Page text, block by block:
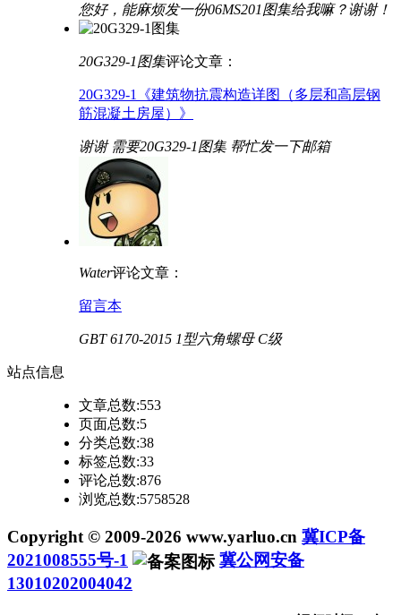
您好，能麻烦发一份06MS201图集给我嘛？谢谢！
20G329-1图集评论文章：
20G329-1《建筑物抗震构造详图（多层和高层钢
筋混凝土房屋）》
谢谢 需要20G329-1图集 帮忙发一下邮箱
Water评论文章：
留言本
GBT 6170-2015 1型六角螺母 C级
站点信息
文章总数:553
页面总数:5
分类总数:38
标签总数:33
评论总数:876
浏览总数:5758528
Copyright © 2009-2026 www.yarluo.cn 冀ICP备
2021008555号-1
冀公网安备
13010202004042